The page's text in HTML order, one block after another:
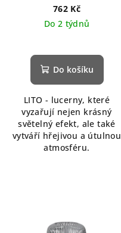
762 Kč
Do 2 týdnů
Do košíku
LITO - lucerny, které
vyzařují nejen krásný
světelný efekt, ale také
vytváří hřejivou a útulnou
atmosféru.